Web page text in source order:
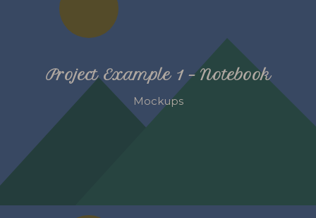
Project Example 1 – Notebook
Mockups